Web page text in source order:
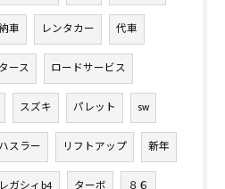
車 レンタカー 代車
ース ロードサービス
スズキ パレット sw
ハスラー リフトアップ 新年